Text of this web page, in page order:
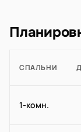
СПАЛЬНИ
1-комн.